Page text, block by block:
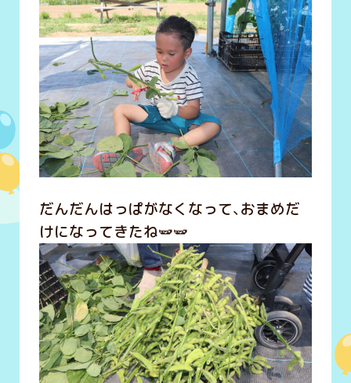
だんだんはっぱがなくなって、おまめだ
けになってきたね🫛🫛